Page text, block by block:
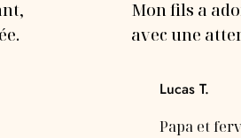
Mon fils a
avec une
Lucas T.
Papa et